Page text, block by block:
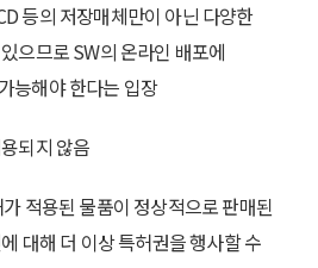
등의 저장매체만이 아닌 다양한
으므로 SW의 온라인 배포에
능해야 한다는 입장
되지 않음
적용된 물품이 정상적으로 판매된
대해 더 이상 특허권을 행사할 수